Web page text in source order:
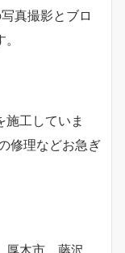
真撮影とブロ
工していま
修理などお急ぎ
厚木市、藤沢